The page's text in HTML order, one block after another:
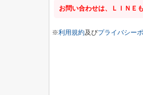
お問い合わせは、ＬＩＮＥ
※利用規約及びプライバシー